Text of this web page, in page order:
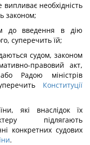
випливає необхідність
законом;
до введення в дію
суперечить їй;
судом, законом
правовий акт,
Радою міністрів
Конституції
які внаслідок їх
підлягають
конкретних судових
.